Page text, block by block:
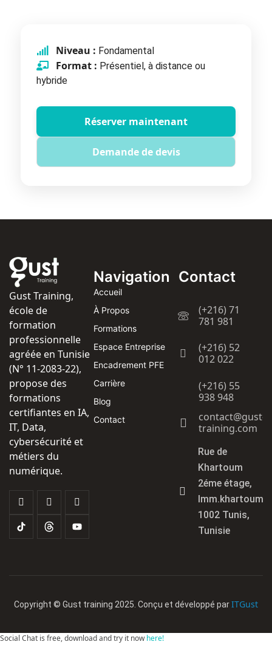
Niveau : Fondamental
Format : Présentiel, à distance ou
hybride
Réserver maintenant
Demande de devis
Gust Training,
école de
formation
professionnelle
agréée en Tunisie
(N° 11-2083-22),
propose des
formations
certifiantes en IA,
IT, Data,
cybersécurité et
métiers du
numérique.
Navigation
Accueil
À Propos
Formations
Espace Entreprise
Encadrement PFE
Carrière
Blog
Contact
Contact
(+216) 71
781 981
(+216) 52
012 022
(+216) 55
938 948
contact@gust-
training.com
Rue de
Khartoum
2éme étage,
Imm.khartoum
1002 Tunis,
Tunisie
Copyright © Gust training 2025. Conçu et développé parITGust
Social Chat is free, download and try it nowhere!